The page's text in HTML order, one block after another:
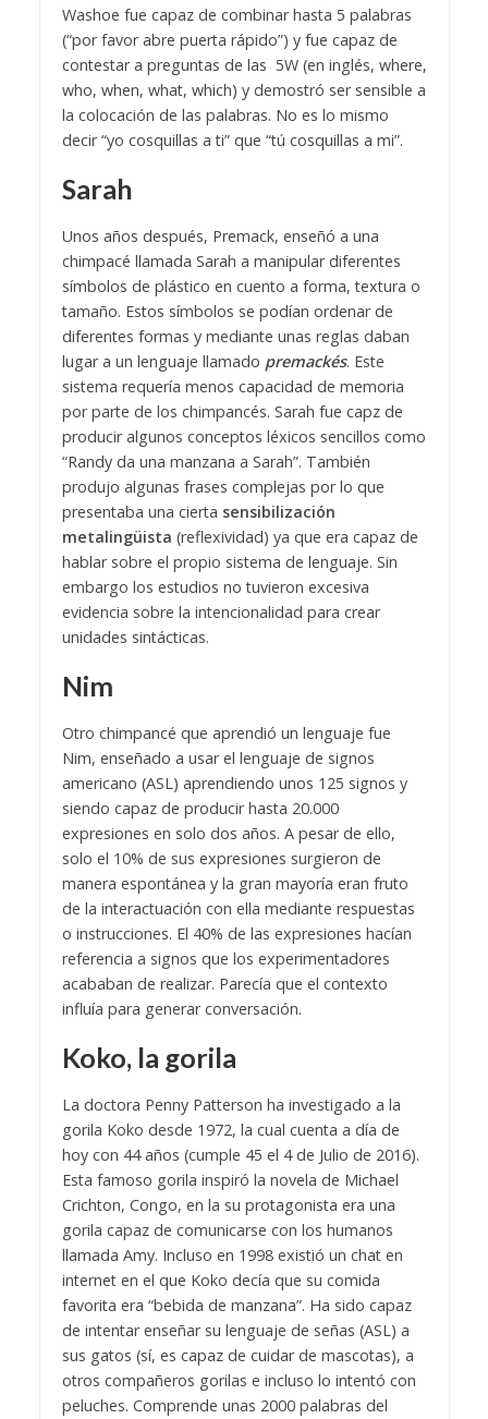
Washoe fue capaz de combinar hasta 5 palabras
(“por favor abre puerta rápido”) y fue capaz de
contestar a preguntas de las 5W (en inglés, where,
who, when, what, which) y demostró ser sensible a
la colocación de las palabras. No es lo mismo
decir “yo cosquillas a ti” que “tú cosquillas a mi”.
Sarah
Unos años después, Premack, enseñó a una
chimpacé llamada Sarah a manipular diferentes
símbolos de plástico en cuento a forma, textura o
tamaño. Estos símbolos se podían ordenar de
diferentes formas y mediante unas reglas daban
lugar a un lenguaje llamado premackés. Este
sistema requería menos capacidad de memoria
por parte de los chimpancés. Sarah fue capz de
producir algunos conceptos léxicos sencillos como
“Randy da una manzana a Sarah”. También
produjo algunas frases complejas por lo que
presentaba una cierta sensibilización
metalingüista (reflexividad) ya que era capaz de
hablar sobre el propio sistema de lenguaje. Sin
embargo los estudios no tuvieron excesiva
evidencia sobre la intencionalidad para crear
unidades sintácticas.
Nim
Otro chimpancé que aprendió un lenguaje fue
Nim, enseñado a usar el lenguaje de signos
americano (ASL) aprendiendo unos 125 signos y
siendo capaz de producir hasta 20.000
expresiones en solo dos años. A pesar de ello,
solo el 10% de sus expresiones surgieron de
manera espontánea y la gran mayoría eran fruto
de la interactuación con ella mediante respuestas
o instrucciones. El 40% de las expresiones hacían
referencia a signos que los experimentadores
acababan de realizar. Parecía que el contexto
influía para generar conversación.
Koko, la gorila
La doctora Penny Patterson ha investigado a la
gorila Koko desde 1972, la cual cuenta a día de
hoy con 44 años (cumple 45 el 4 de Julio de 2016).
Esta famoso gorila inspiró la novela de Michael
Crichton, Congo, en la su protagonista era una
gorila capaz de comunicarse con los humanos
llamada Amy. Incluso en 1998 existió un chat en
internet en el que Koko decía que su comida
favorita era “bebida de manzana”. Ha sido capaz
de intentar enseñar su lenguaje de señas (ASL) a
sus gatos (sí, es capaz de cuidar de mascotas), a
otros compañeros gorilas e incluso lo intentó con
peluches. Comprende unas 2000 palabras del